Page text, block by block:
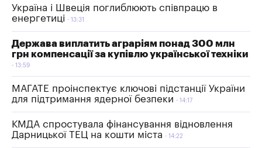
Україна і Швеція поглиблюють співпрацю в
енергетиці
13:31
Держава виплатить аграріям понад 300 млн
грн компенсації за купівлю української техніки
13:59
МАГАТЕ проінспектує ключові підстанції України
для підтримання ядерної безпеки
14:17
КМДА спростувала фінансування відновлення
Дарницької ТЕЦ на кошти міста
14:22